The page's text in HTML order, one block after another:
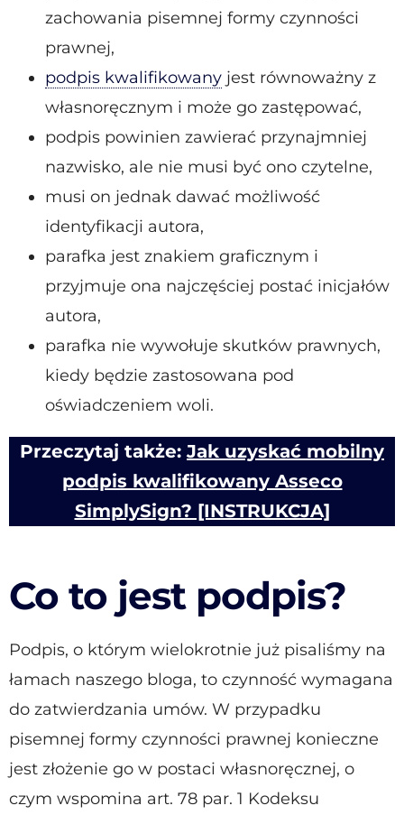
zachowania pisemnej formy czynności
prawnej,
podpis kwalifikowany jest równoważny z
własnoręcznym i może go zastępować,
podpis powinien zawierać przynajmniej
nazwisko, ale nie musi być ono czytelne,
musi on jednak dawać możliwość
identyfikacji autora,
parafka jest znakiem graficznym i
przyjmuje ona najczęściej postać inicjałów
autora,
parafka nie wywołuje skutków prawnych,
kiedy będzie zastosowana pod
oświadczeniem woli.
Przeczytaj także:Jak uzyskać mobilny
podpis kwalifikowany Asseco
SimplySign? [INSTRUKCJA]
Co to jest podpis?
Podpis, o którym wielokrotnie już pisaliśmy na
łamach naszego bloga, to czynność wymagana
do zatwierdzania umów. W przypadku
pisemnej formy czynności prawnej konieczne
jest złożenie go w postaci własnoręcznej, o
czym wspomina art. 78 par. 1 Kodeksu